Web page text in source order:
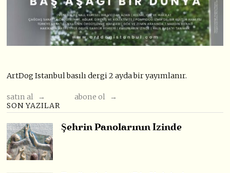
ArtDog Istanbul basılı dergi 2 ayda bir yayımlanır.
satın al →
abone ol →
SON YAZILAR
Şehrin Panolarının İzinde